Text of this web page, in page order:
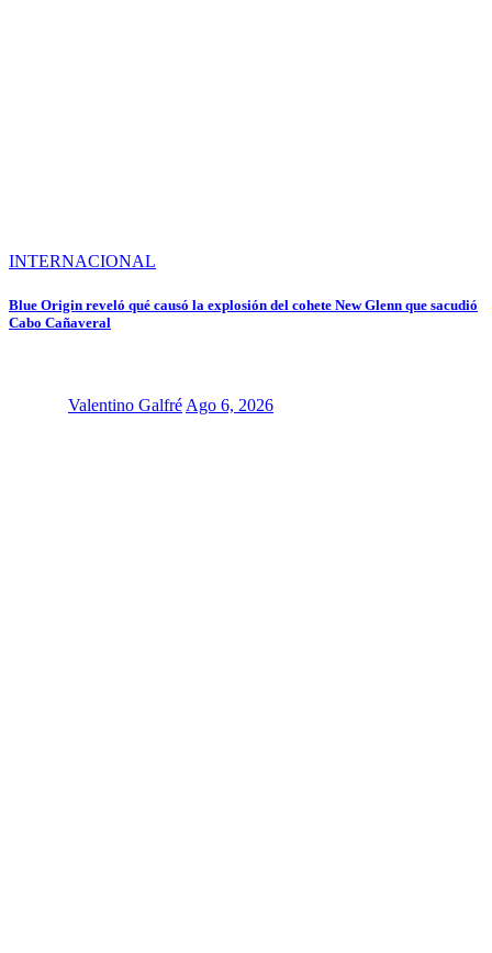
INTERNACIONAL
Blue Origin reveló qué causó la explosión del cohete New Glenn que sacudió
Cabo Cañaveral
Valentino Galfré Ago 6, 2026